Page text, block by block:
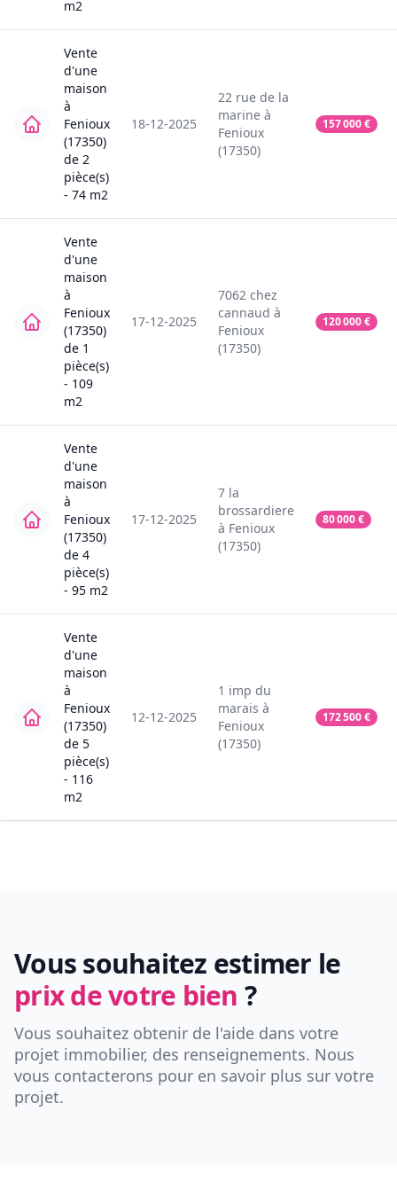
m2
Vente
d'une
maison
à
Fenioux
(17350)
de 2
pièce(s)
- 74 m2
18-12-2025
22 rue de la
marine à
Fenioux
(17350)
157 000€
Vente
d'une
maison
à
Fenioux
(17350)
de 1
pièce(s)
- 109
m2
17-12-2025
7062 chez
cannaud à
Fenioux
(17350)
120 000€
Vente
d'une
maison
à
Fenioux
(17350)
de 4
pièce(s)
- 95 m2
17-12-2025
7 la
brossardiere
à Fenioux
(17350)
80 000€
Vente
d'une
maison
à
Fenioux
(17350)
de 5
pièce(s)
- 116
m2
12-12-2025
1 imp du
marais à
Fenioux
(17350)
172 500€
Vous souhaitez estimer le
prix de votre bien ?
Vous souhaitez obtenir de l'aide dans votre
projet immobilier, des renseignements. Nous
vous contacterons pour en savoir plus sur votre
projet.